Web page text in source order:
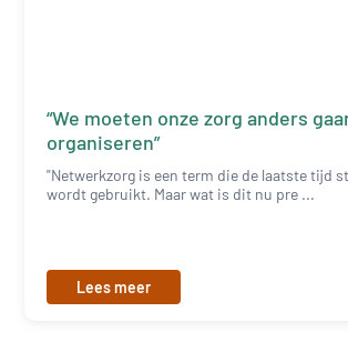
“We moeten onze zorg anders
organiseren”
"Netwerkzorg is een term die de laatste tijd
wordt gebruikt. Maar wat is dit nu pre ...
Lees meer